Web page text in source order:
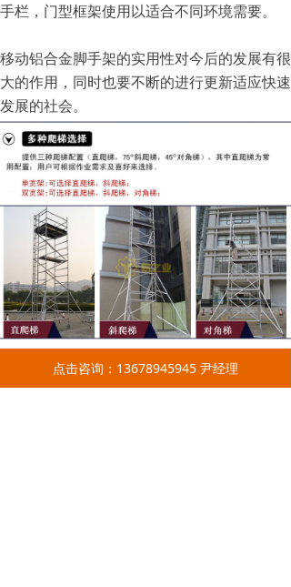
手栏，门型框架使用以适合不同环境需要。
移动铝合金脚手架的实用性对今后的发展有很
大的作用，同时也要不断的进行更新适应快速
发展的社会。
点击咨询：13678945945 尹经理